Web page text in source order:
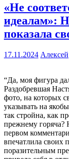
«Не
идеалам»:
показала
17.11.2024 Алексей
“Да, моя фигура
Раздобревшая
фото, на которых
указывать на
так стройна, как
прежнему
первом
впечатлила
поразительным